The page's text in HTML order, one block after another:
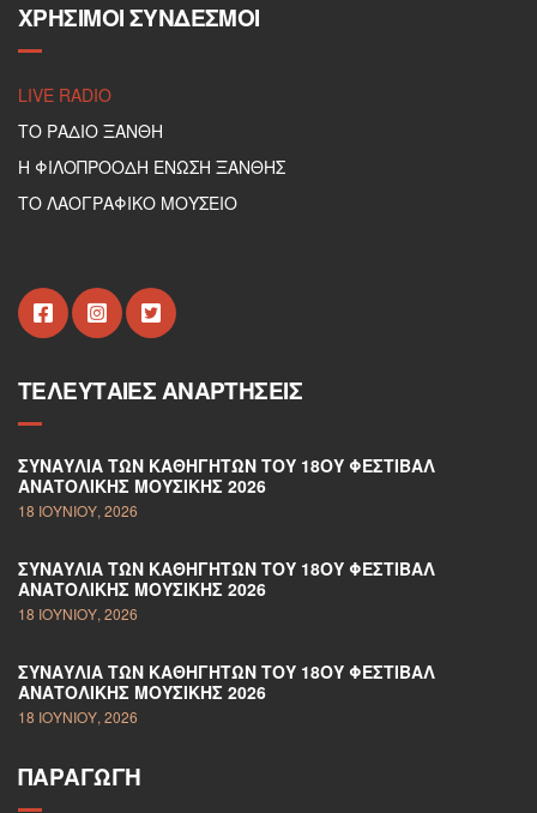
ΧΡΉΣΙΜΟΙ ΣΎΝΔΕΣΜΟΙ
LIVE RADIO
ΤΟ ΡΑΔΙΟ ΞΑΝΘΗ
Η ΦΙΛΟΠΡΟΟΔΗ ΕΝΩΣΗ ΞΑΝΘΗΣ
ΤΟ ΛΑΟΓΡΑΦΙΚΟ ΜΟΥΣΕΙΟ
ΤΕΛΕΥΤΑΊΕΣ ΑΝΑΡΤΉΣΕΙΣ
ΣΥΝΑΥΛΊΑ ΤΩΝ ΚΑΘΗΓΗΤΏΝ ΤΟΥ 18ΟΥ ΦΕΣΤΙΒΆΛ
ΑΝΑΤΟΛΙΚΉΣ ΜΟΥΣΙΚΉΣ 2026
18 ΙΟΥΝΊΟΥ, 2026
ΣΥΝΑΥΛΊΑ ΤΩΝ ΚΑΘΗΓΗΤΏΝ ΤΟΥ 18ΟΥ ΦΕΣΤΙΒΆΛ
ΑΝΑΤΟΛΙΚΉΣ ΜΟΥΣΙΚΉΣ 2026
18 ΙΟΥΝΊΟΥ, 2026
ΣΥΝΑΥΛΊΑ ΤΩΝ ΚΑΘΗΓΗΤΏΝ ΤΟΥ 18ΟΥ ΦΕΣΤΙΒΆΛ
ΑΝΑΤΟΛΙΚΉΣ ΜΟΥΣΙΚΉΣ 2026
18 ΙΟΥΝΊΟΥ, 2026
ΠΑΡΑΓΩΓΉ